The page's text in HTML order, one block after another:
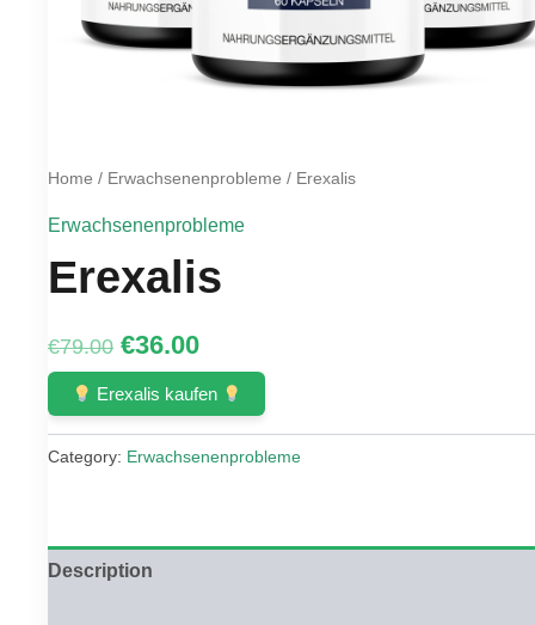
Home / Erwachsenenprobleme / Erexalis
Erwachsenenprobleme
Erexalis
€79.00 Original
price
was:
€79.00.
€36.00Current
price
is:
€36.00.
Erexalis kaufen
Category: Erwachsenenprobleme
Description